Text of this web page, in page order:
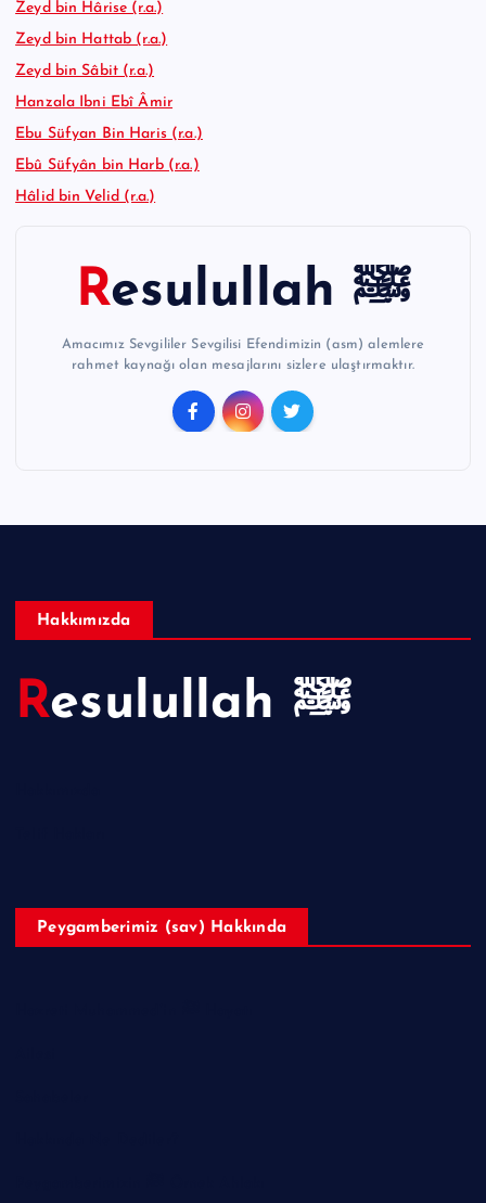
Zeyd bin Hârise (r.a.)
Zeyd bin Hattab (r.a.)
Zeyd bin Sâbit (r.a.)
Hanzala Ibni Ebî Âmir
Ebu Süfyan Bin Haris (r.a.)
Ebû Süfyân bin Harb (r.a.)
Hâlid bin Velid (r.a.)
Resulullah ﷺ
Amacımız Sevgililer Sevgilisi Efendimizin (asm) alemlere
rahmet kaynağı olan mesajlarını sizlere ulaştırmaktır.
Hakkımızda
Resulullah ﷺ
Peygamberimiz (sav) Hakkında